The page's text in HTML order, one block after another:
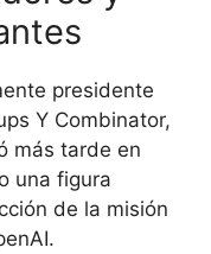
presidente
Y Combinator,
más tarde en
una figura
de la misión